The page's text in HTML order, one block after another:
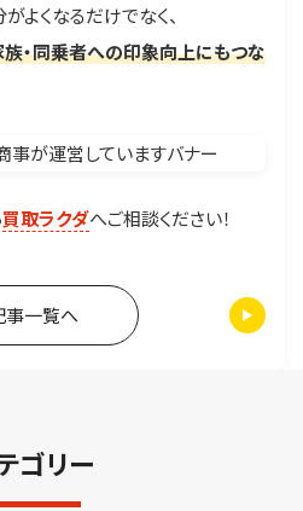
よくなるだけでなく、
・同乗者への印象向上にもつな
買取ラクダへご相談ください！
事一覧へ
ゴリー